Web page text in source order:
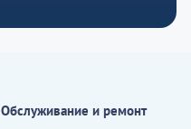
Обслуживание и ремонт